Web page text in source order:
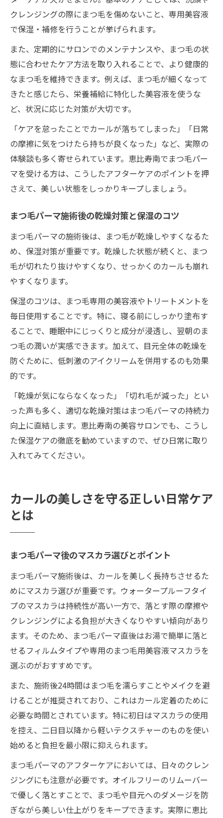
クレンジングの際にまつ毛を傷めないこと、専用美容液
で保湿・補修を行うことが挙げられます。
また、定期的にサロンでのメンテナンスや、まつ毛の状
態に合わせたケア方法を取り入れることで、より健康的
なまつ毛を維持できます。例えば、まつ毛が細くなって
きたと感じたら、栄養補給に特化した美容液を使うな
ど、状況に応じた対策が大切です。
「ケアを怠ったことでカールが落ちてしまった」「日常
の摩擦に気をつけたら持ちが良くなった」など、実際の
体験談も多く寄せられています。恵比寿南でまつ毛パー
マを受ける方は、こうしたアフターケアのポイントを押
さえて、美しい状態をしっかりキープしましょう。
まつ毛パーマ施術後の乾燥対策と保湿のコツ
まつ毛パーマの施術後は、まつ毛が乾燥しやすくなるた
め、保湿対策が重要です。乾燥した状態が続くと、まつ
毛が切れたり抜けやすくなり、せっかくのカールも崩れ
やすくなります。
保湿のコツは、まつ毛専用の美容液やトリートメントを
毎日使用することです。特に、寝る前にしっかり塗布す
ることで、睡眠中にじっくりと成分が浸透し、翌朝のま
つ毛の潤いが実感できます。加えて、目元全体の乾燥を
防ぐために、低刺激のアイクリームを併用するのも効果
的です。
「乾燥が気にならなくなった」「切れ毛が減った」とい
った声も多く、適切な乾燥対策はまつ毛パーマの持続力
向上に直結します。恵比寿南の美容サロンでも、こうし
た保湿ケアの徹底を勧めていますので、ぜひ日常に取り
入れてみてください。
カールの美しさを守る正しい日常ケア
とは
まつ毛パーマ後のマスカラ選びとポイント
まつ毛パーマ施術後は、カールを美しく長持ちさせるた
めにマスカラ選びが重要です。ウォータープルーフタイ
プのマスカラは持続性が高い一方で、落とす際の摩擦や
クレンジングによる負担が大きくなりやすい傾向があり
ます。そのため、まつ毛パーマ直後はお湯で簡単に落と
せるフィルムタイプや専用のまつ毛用美容液マスカラを
選ぶのがおすすめです。
また、施術後24時間はまつ毛を濡らすことやメイクを避
けることが推奨されており、これはカール定着のために
必要な時間とされています。特に初日はマスカラの使用
を控え、二日目以降から軽いテクスチャーのものを使い
始めると負担を最小限に抑えられます。
まつ毛パーマのアフターケアにおいては、日々のクレン
ジングにも注意が必要です。オイルフリーのリムーバー
で優しく落とすことで、まつ毛や目元へのダメージを防
ぎながら美しい仕上がりをキープできます。実際に恵比